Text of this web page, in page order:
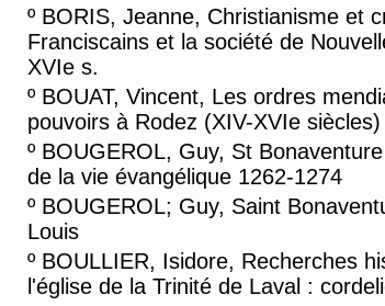
º BORIS, Jeanne, Christianisme et
Franciscains et la société de
XVIe s.
º BOUAT, Vincent, Les ordres
pouvoirs à Rodez (XIV-XVIe siècles)
º BOUGEROL, Guy, St
de la vie évangélique 1262-1274
º BOUGEROL; Guy, Saint
Louis
º BOULLIER, Isidore, Recherches
l'église de la Trinité de Laval :